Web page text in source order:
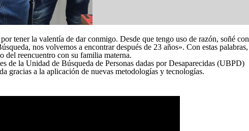
tener la valentía de dar conmigo. Desde que tengo uso de razón, soñé con
nos volvemos a encontrar después de 23 años». Con estas palabras,
del reencuentro con su familia materna.
de la Unidad de Búsqueda de Personas dadas por Desaparecidas (UBPD)
gracias a la aplicación de nuevas metodologías y tecnologías.